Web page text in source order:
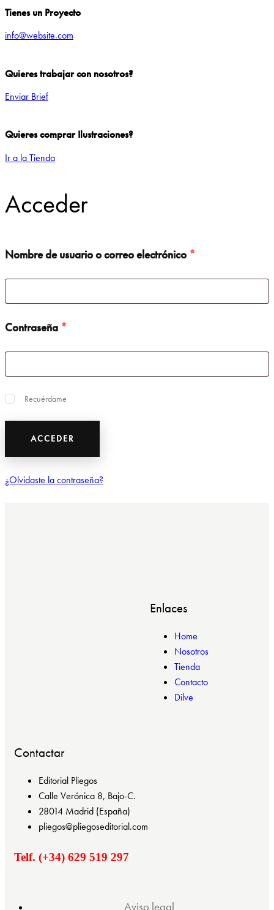
Tienes un Proyecto
info@website.com
Quieres trabajar con nosotros?
Enviar Brief
Quieres comprar Ilustraciones?
Ir a la Tienda
Acceder
Nombre de usuario o correo electrónico *
Contraseña *
Recuérdame
ACCEDER
¿Olvidaste la contraseña?
Enlaces
Home
Nosotros
Tienda
Contacto
Dilve
Contactar
Editorial Pliegos
Calle Verónica 8, Bajo-C.
28014 Madrid (España)
pliegos@pliegoseditorial.com
Telf. (+34) 629 519 297
Aviso legal